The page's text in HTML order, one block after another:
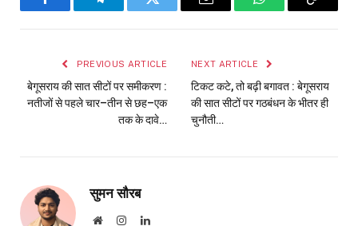
FacebookTelegramTwitter Email WhatsAppCopy
PREVIOUS ARTICLE
बेगूसराय की सात सीटों पर समीकरण :
नतीजों से पहले चार–तीन से छह–एक
तक के दावे…
NEXT ARTICLE
टिकट कटे, तो बढ़ी बगावत : बेगूसराय
की सात सीटों पर गठबंधन के भीतर ही
चुनौती…
सुमन सौरब
WebsiteInstagramLinkedIn